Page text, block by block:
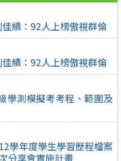
績：92人上榜傲視群倫
績：92人上榜傲視群倫
學測模擬考考程、範圍及
學年度學生學習歷程檔案
分享會實施計畫